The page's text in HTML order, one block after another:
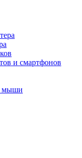
и смартфонов
мыши